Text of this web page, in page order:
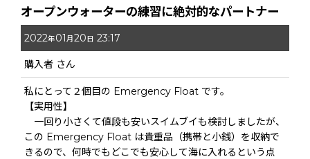
オープンウォーターの練習に絶対的なパートナー
2022年01 月20日 23:17
購入者 さん
私にとって２個目の Emergency Float です。
【実用性】
一回り小さくて値段も安いスイムブイも検討しましたが、
この Emergency Float は貴重品（携帯と小銭）を収納で
きるので、何時でもどこでも安心して海に入れるという点